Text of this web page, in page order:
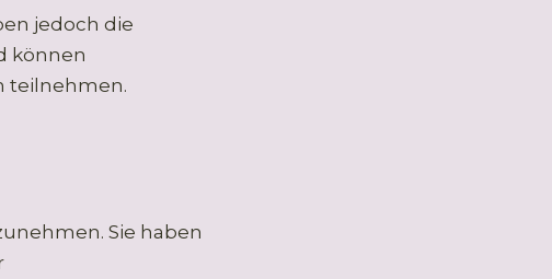
jedoch die
können
teilnehmen.
Sie haben